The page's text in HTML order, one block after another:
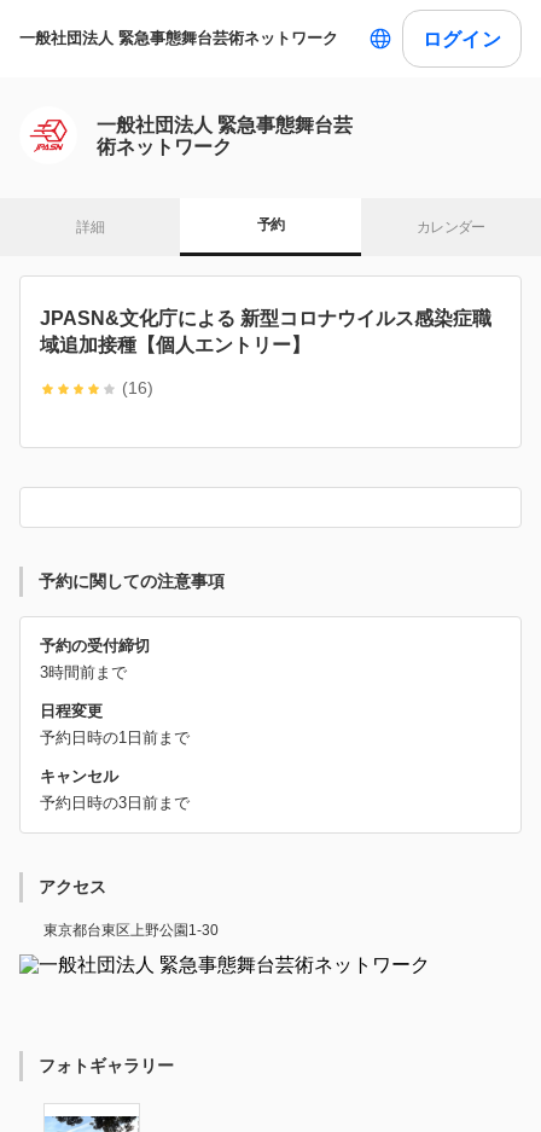
一般社団法人 緊急事態舞台芸術ネットワーク ログイン
一般社団法人 緊急事態舞台芸
術ネットワーク
詳細 予約 カレンダー
JPASN&文化庁による 新型コロナウイルス感染症職
域追加接種【個人エントリー】
(16)
予約に関しての注意事項
予約の受付締切
3時間前まで
日程変更
予約日時の1日前まで
キャンセル
予約日時の3日前まで
アクセス
東京都台東区上野公園1-30
フォトギャラリー